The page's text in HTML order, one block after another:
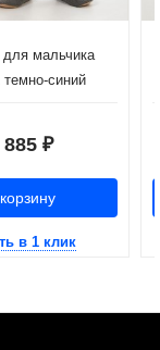
мальчика
темно-синий
885 ₽
в 1 клик